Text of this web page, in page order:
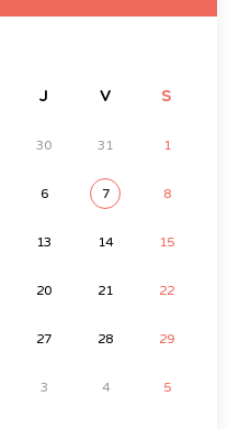
J V S
30 31 1
6 7 8
13 14 15
20 21 22
27 28 29
3 4 5